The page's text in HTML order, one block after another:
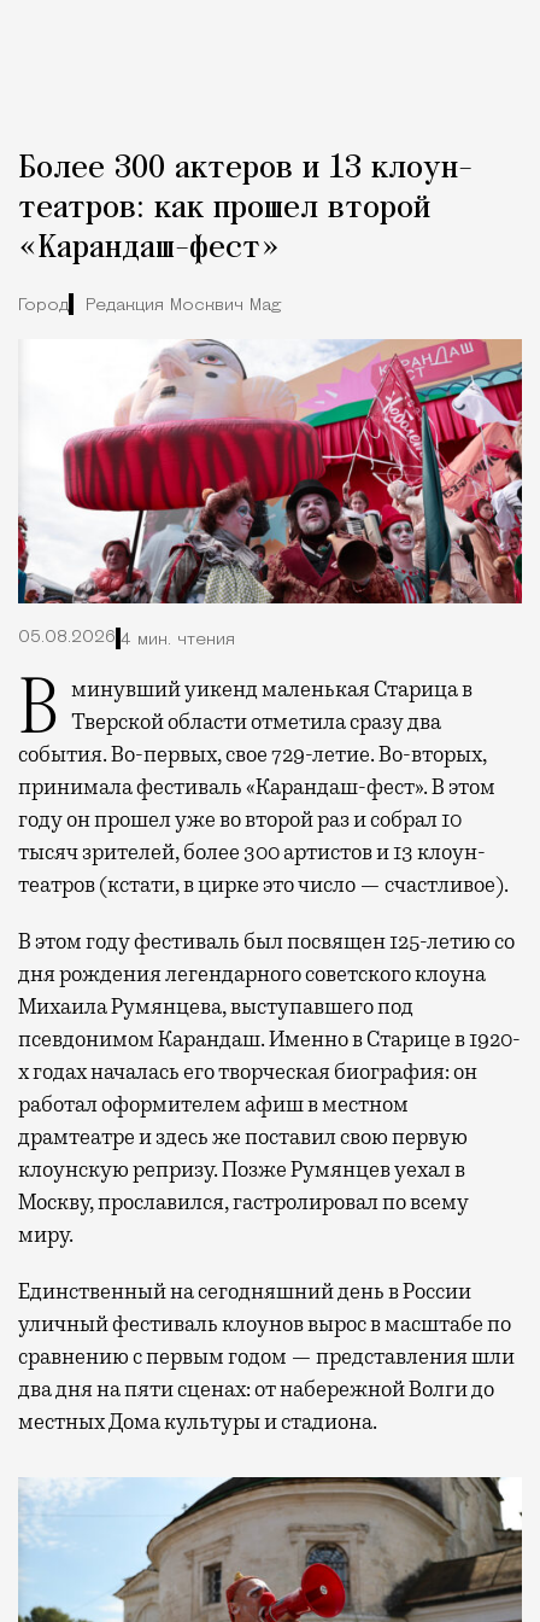
Более 300 актеров и 13 клоун-
театров: как прошел второй
«Карандаш-фест»
Город Редакция Москвич Mag
05.08.2026 4 мин. чтения
В минувший уикенд маленькая Старица в Тверской области отметила сразу два
события. Во-первых, свое 729-летие. Во-вторых,
принимала фестиваль «Карандаш-фест». В этом
году он прошел уже во второй раз и собрал 10
тысяч зрителей, более 300 артистов и 13 клоун-
театров (кстати, в цирке это число — счастливое).
В этом году фестиваль был посвящен 125-летию со
дня рождения легендарного советского клоуна
Михаила Румянцева, выступавшего под
псевдонимом Карандаш. Именно в Старице в 1920-
х годах началась его творческая биография: он
работал оформителем афиш в местном
драмтеатре и здесь же поставил свою первую
клоунскую репризу. Позже Румянцев уехал в
Москву, прославился, гастролировал по всему
миру.
Единственный на сегодняшний день в России
уличный фестиваль клоунов вырос в масштабе по
сравнению с первым годом — представления шли
два дня на пяти сценах: от набережной Волги до
местных Дома культуры и стадиона.